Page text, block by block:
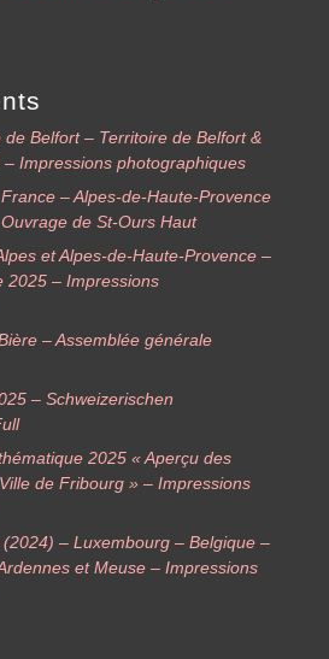
Belfort – Territoire de Belfort &
Impressions photographiques
– Alpes-de-Haute-Provence
de St-Ours Haut
et Alpes-de-Haute-Provence –
2025 – Impressions
– Assemblée générale
– Schweizerischen
2025 « Aperçu des
de Fribourg » – Impressions
– Luxembourg – Belgique –
et Meuse – Impressions